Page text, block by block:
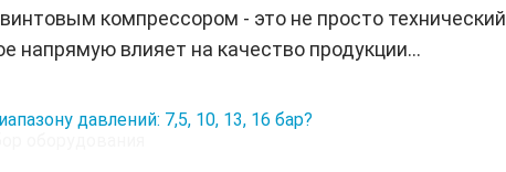
компрессором - это не просто технический
напрямую влияет на качество продукции...
давлений: 7,5, 10, 13, 16 бар?